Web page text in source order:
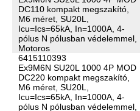
DC110 kompakt megszakító,
M6 méret, SU20L,
Icu=Ics=65kA, In=1000A, 4-
pólus N pólusban védelemmel,
Motoros
6415110393
Ex9M6N SU20L 1000 4P MOD
DC220 kompakt megszakító,
M6 méret, SU20L,
Icu=Ics=65kA, In=1000A, 4-
pólus N pólusban védelemmel,